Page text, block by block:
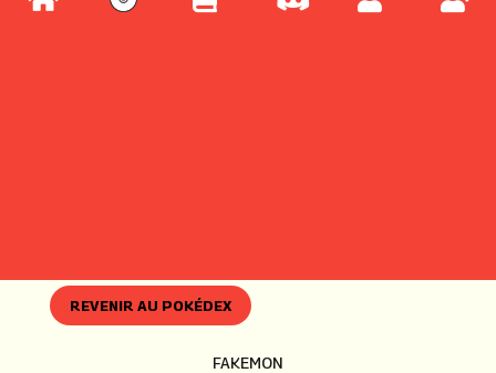
REVENIR AU POKÉDEX
FAKEMON